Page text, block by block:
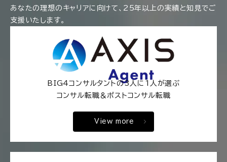
あなたの理想のキャリアに向けて、25年以上の実績と知見でご
支援いたします。
BIG4コンサルタントの3人に1人が選ぶ
コンサル転職＆ポストコンサル転職
View more